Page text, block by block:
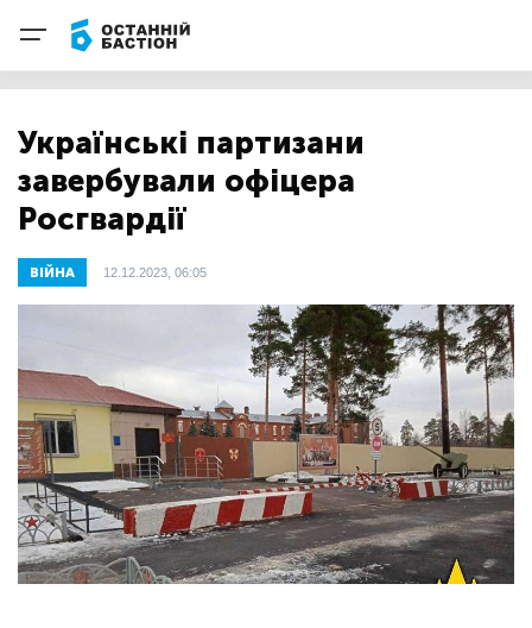
Українські партизани
завербували офіцера
Росгвардії
ВІЙНА 12.12.2023, 06:05